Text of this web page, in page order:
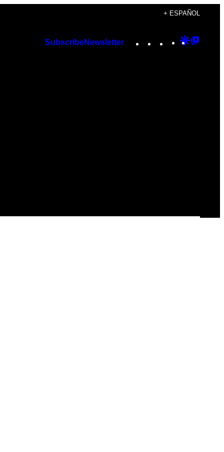
+ ESPAÑOL
SubscribeNewsletter Instagram
TikTok
YouTube
Google